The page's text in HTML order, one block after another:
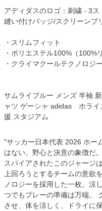
アディダスのロゴ：刺繍 - 3ス
縫い付けバッジ/スクリーンプ
・スリムフィット
・ポリエステル100%（100%
・クライマクールテクノロジー
サムライブルー メンズ 半袖
ャツ ゲーシャ adidas ホライ
援 スタジアム
"サッカー日本代表 2026 ホー
はない。野心と決意の象徴だ
スパイアされたこのジャージ
上回ろうとするチームの意欲
ノロジーを採用した一枚。涼
つでもプレーの準備は万端。
させ、体を涼しく、ドライに